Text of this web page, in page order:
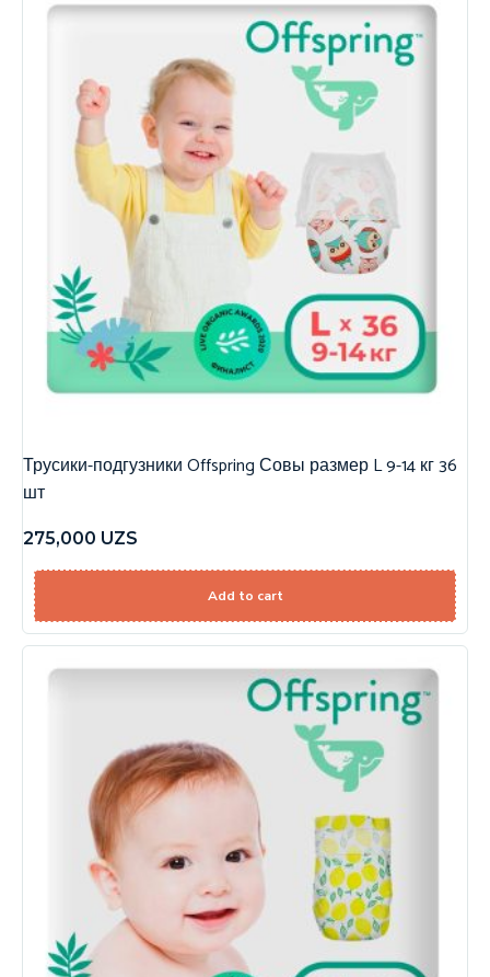
Трусики-подгузники Offspring Совы размер L 9-14 кг 36
шт
275,000 UZS
Add to cart